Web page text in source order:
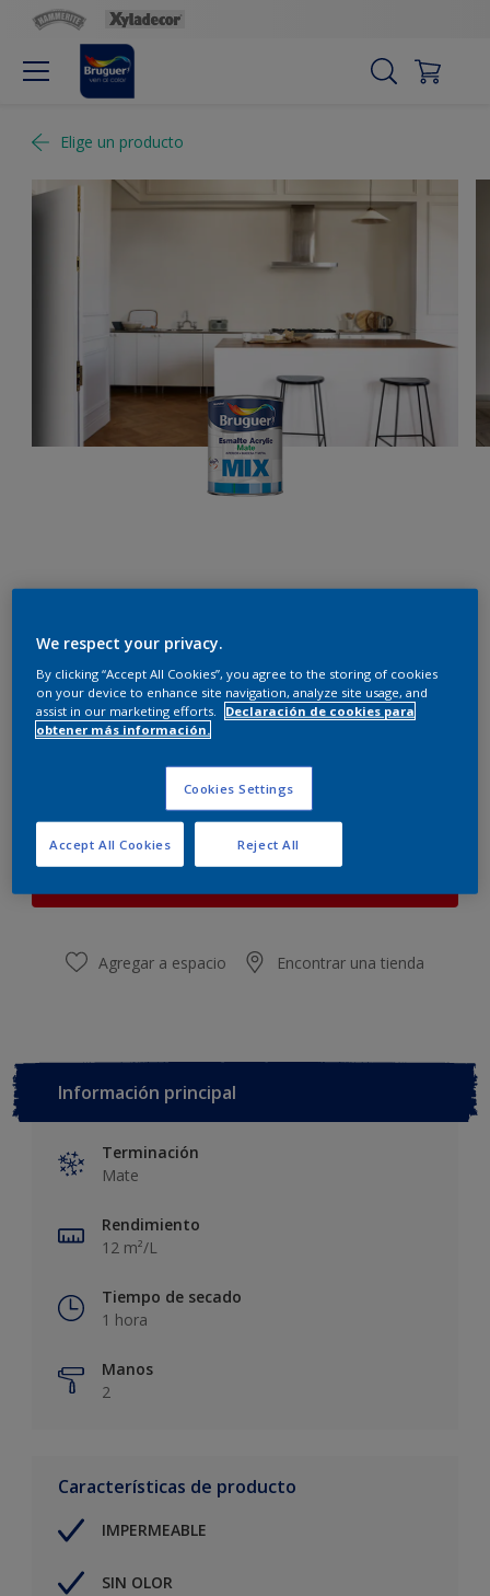
Elige un producto
Beige mármol
Cambiar de color
Cantidad Calculadora de pintura
Calcular
Este producto no está actualmente disponible en línea.
Agregar a espacio Encontrar una tienda
Información principal
Terminación
Mate
Rendimiento
12 m²/L
Tiempo de secado
1 hora
Manos
2
Características de producto
IMPERMEABLE
SIN OLOR
We respect your privacy.
By clicking “Accept All Cookies”, you agree to the storing of cookies
on your device to enhance site navigation, analyze site usage, and
assist in our marketing efforts.
Declaración de cookies para
obtener más información.
Cookies Settings
Reject All
Accept All Cookies